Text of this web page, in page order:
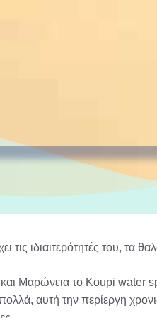
τις ιδιαιτερότητές του,
και Μαρώνεια το Koupi water
αυτή την περίεργη